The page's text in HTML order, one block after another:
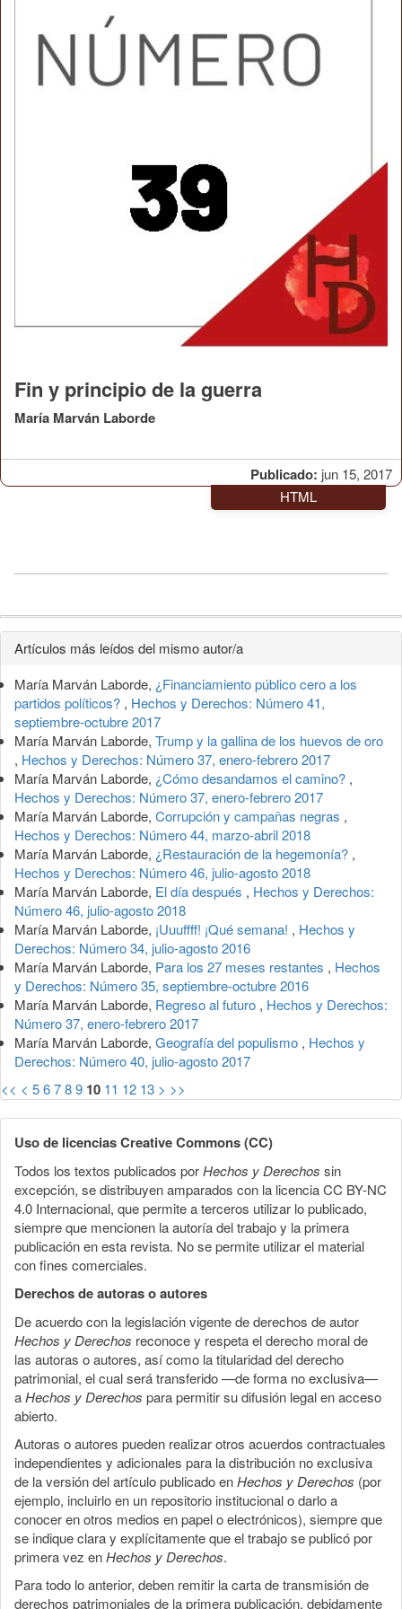
Publicado: jun 15, 2017
Fin y principio de la guerra
María Marván Laborde
HTML
Detalles
del
artículo
Artículos más leídos del mismo autor/a
María Marván Laborde, ¿Financiamiento público cero a los
partidos políticos? , Hechos y Derechos: Número 41,
septiembre-octubre 2017
María Marván Laborde, Trump y la gallina de los huevos de oro
, Hechos y Derechos: Número 37, enero-febrero 2017
María Marván Laborde, ¿Cómo desandamos el camino? ,
Hechos y Derechos: Número 37, enero-febrero 2017
María Marván Laborde, Corrupción y campañas negras ,
Hechos y Derechos: Número 44, marzo-abril 2018
María Marván Laborde, ¿Restauración de la hegemonía? ,
Hechos y Derechos: Número 46, julio-agosto 2018
María Marván Laborde, El día después , Hechos y Derechos:
Número 46, julio-agosto 2018
María Marván Laborde, ¡Uuuffff! ¡Qué semana! , Hechos y
Derechos: Número 34, julio-agosto 2016
María Marván Laborde, Para los 27 meses restantes , Hechos
y Derechos: Número 35, septiembre-octubre 2016
María Marván Laborde, Regreso al futuro , Hechos y Derechos:
Número 37, enero-febrero 2017
María Marván Laborde, Geografía del populismo , Hechos y
Derechos: Número 40, julio-agosto 2017
<< < 56789 10 11 12 13 > >>
Uso de licencias Creative Commons (CC)
Todos los textos publicados porHechos y Derechos sin
excepción, se distribuyen amparados con la licencia CC BY-NC
4.0 Internacional, que permite a terceros utilizar lo publicado,
siempre que mencionen la autoría del trabajo y la primera
publicación en esta revista. No se permite utilizar el material
con fines comerciales.
Derechos de autoras o autores
De acuerdo con la legislación vigente de derechos de autor
Hechos y Derechos reconoce y respeta el derecho moral de
las autoras o autores, así como la titularidad del derecho
patrimonial, el cual será transferido —de forma no exclusiva—
aHechos y Derechos para permitir su difusión legal en acceso
abierto.
Autoras o autores pueden realizar otros acuerdos contractuales
independientes y adicionales para la distribución no exclusiva
de la versión del artículo publicado enHechos y Derechos (por
ejemplo, incluirlo en un repositorio institucional o darlo a
conocer en otros medios en papel o electrónicos), siempre que
se indique clara y explícitamente que el trabajo se publicó por
primera vez enHechos y Derechos.
Para todo lo anterior, deben remitir la carta de transmisión de
derechos patrimoniales de la primera publicación, debidamente